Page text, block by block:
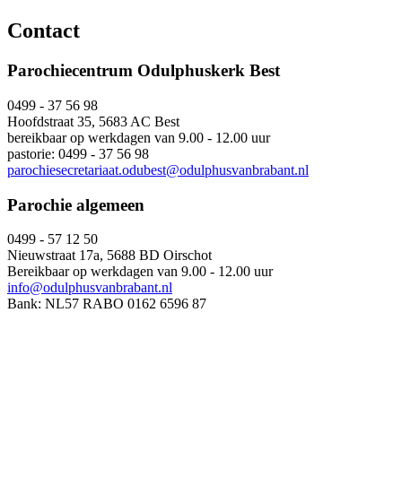
Contact
Parochiecentrum Odulphuskerk Best
0499 - 37 56 98
Hoofdstraat 35, 5683 AC Best
bereikbaar op werkdagen van 9.00 - 12.00 uur
pastorie: 0499 - 37 56 98
parochiesecretariaat.odubest@odulphusvanbrabant.nl
Parochie algemeen
0499 - 57 12 50
Nieuwstraat 17a, 5688 BD Oirschot
Bereikbaar op werkdagen van 9.00 - 12.00 uur
info@odulphusvanbrabant.nl
Bank: NL57 RABO 0162 6596 87